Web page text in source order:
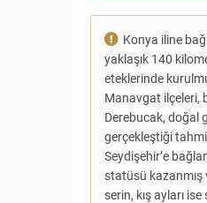
Konya iline
yaklaşık 140
eteklerinde
Manavgat ilçeleri,
Derebucak, doğal
gerçekleştiği
Seydişehir’e
statüsü kazanmış
serin, kış ayları